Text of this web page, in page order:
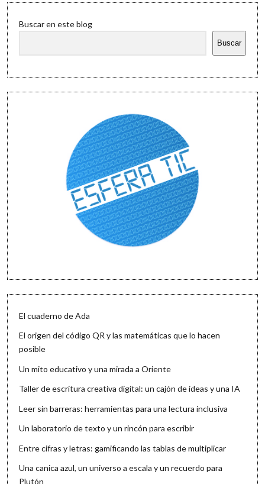
grande
Alemania?
Sidebar
Buscar en este blog
Buscar
El cuaderno de Ada
El origen del código QR y las matemáticas que lo hacen
posible
Un mito educativo y una mirada a Oriente
Taller de escritura creativa digital: un cajón de ideas y una IA
Leer sin barreras: herramientas para una lectura inclusiva
Un laboratorio de texto y un rincón para escribir
Entre cifras y letras: gamificando las tablas de multiplicar
Una canica azul, un universo a escala y un recuerdo para
Plutón